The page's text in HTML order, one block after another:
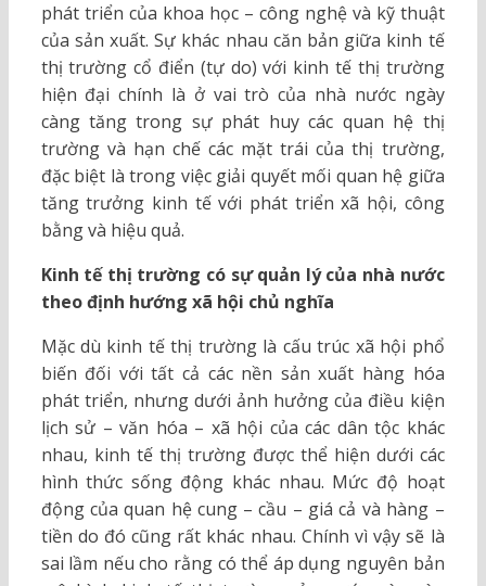
phát triển của khoa học – công nghệ và kỹ thuật
của sản xuất. Sự khác nhau căn bản giữa kinh tế
thị trường cổ điển (tự do) với kinh tế thị trường
hiện đại chính là ở vai trò của nhà nước ngày
càng tăng trong sự phát huy các quan hệ thị
trường và hạn chế các mặt trái của thị trường,
đặc biệt là trong việc giải quyết mối quan hệ giữa
tăng trưởng kinh tế với phát triển xã hội, công
bằng và hiệu quả.
Kinh tế thị trường có sự quản lý của nhà nước
theo định hướng xã hội chủ nghĩa
Mặc dù kinh tế thị trường là cấu trúc xã hội phổ
biến đối với tất cả các nền sản xuất hàng hóa
phát triển, nhưng dưới ảnh hưởng của điều kiện
lịch sử – văn hóa – xã hội của các dân tộc khác
nhau, kinh tế thị trường được thể hiện dưới các
hình thức sống động khác nhau. Mức độ hoạt
động của quan hệ cung – cầu – giá cả và hàng –
tiền do đó cũng rất khác nhau. Chính vì vậy sẽ là
sai lầm nếu cho rằng có thể áp dụng nguyên bản